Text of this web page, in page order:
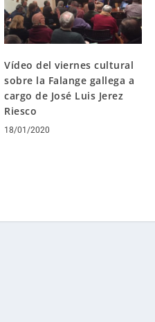
Vídeo del viernes cultural
sobre la Falange gallega a
cargo de José Luis Jerez
Riesco
18/01/2020